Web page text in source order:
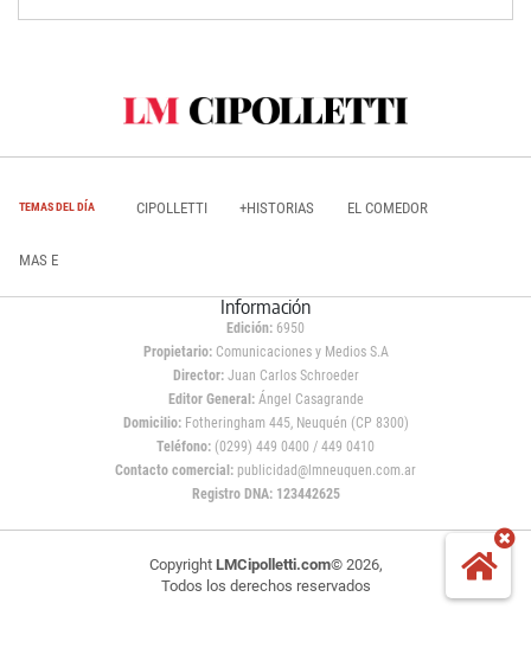
TEMAS DEL DÍA CIPOLLETTI +HISTORIAS EL COMEDOR
MAS E
Información
Edición: 6950
Propietario:Comunicaciones y Medios S.A
Director: Juan Carlos Schroeder
Editor General:Ángel Casagrande
Domicilio:Fotheringham 445, Neuquén (CP 8300)
Teléfono: (0299) 449 0400 / 449 0410
Contacto comercial: publicidad@lmneuquen.com.ar
Registro DNA: 123442625
Copyright LMCipolletti.com© 2026,
Todos los derechos reservados